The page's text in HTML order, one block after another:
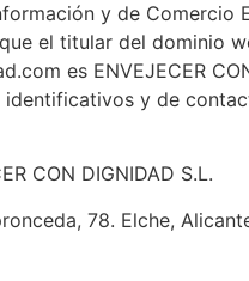
y de Comercio
el titular del dominio
es ENVEJECER
identificativos y de
CON DIGNIDAD S.L.
78. Elche,